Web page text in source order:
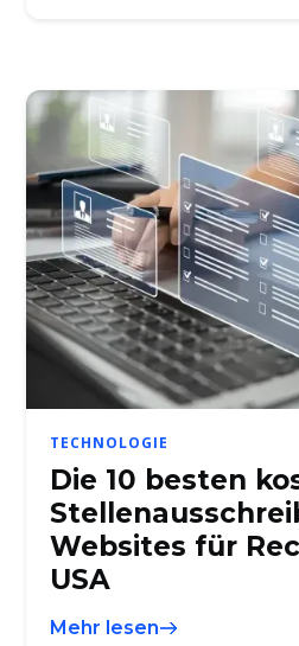
TECHNOLOGIE
Die 10 besten
Websites für
USA
Mehr lesen